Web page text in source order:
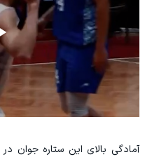
آمادگی بالای این ستاره جوان